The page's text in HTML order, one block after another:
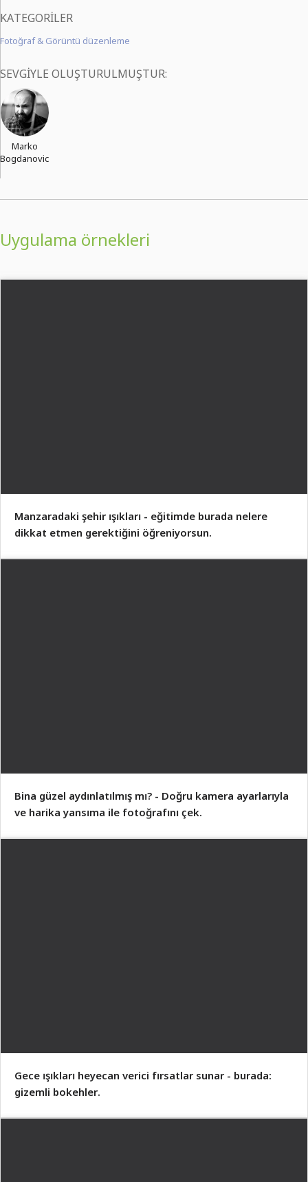
KATEGORILER
Fotoğraf & Görüntü düzenleme
SEVGIYLE OLUŞTURULMUŞTUR:
Marko
Bogdanovic
Uygulama örnekleri
Manzaradaki şehir ışıkları - eğitimde burada nelere
dikkat etmen gerektiğini öğreniyorsun.
Bina güzel aydınlatılmış mı? - Doğru kamera ayarlarıyla
ve harika yansıma ile fotoğrafını çek.
Gece ışıkları heyecan verici fırsatlar sunar - burada:
gizemli bokehler.